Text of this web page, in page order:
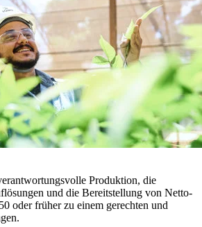
Produktion, die
und die Bereitstellung von Netto-
oder früher zu einem gerechten und